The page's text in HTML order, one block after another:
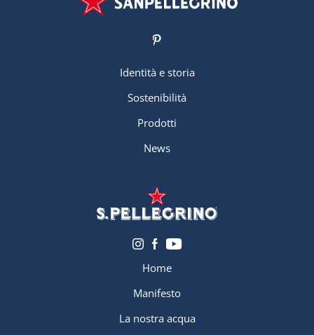
Identità e storia
Sostenibilità
Prodotti
News
Home
Manifesto
La nostra acqua